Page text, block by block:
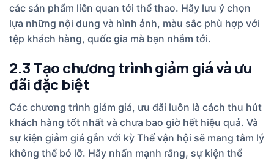
các sản phẩm liên quan tới thể thao. Hãy lưu ý chọn
lựa những nội dung và hình ảnh, màu sắc phù hợp với
tệp khách hàng, quốc gia mà bạn nhắm tới.
2.3 Tạo chương trình giảm giá và ưu
đãi đặc biệt
Các chương trình giảm giá, ưu đãi luôn là cách thu hút
khách hàng tốt nhất và chưa bao giờ hết hiệu quả. Và
sự kiện giảm giá gắn với kỳ Thế vận hội sẽ mang tâm lý
không thể bỏ lỡ. Hãy nhấn mạnh rằng, sự kiện thể